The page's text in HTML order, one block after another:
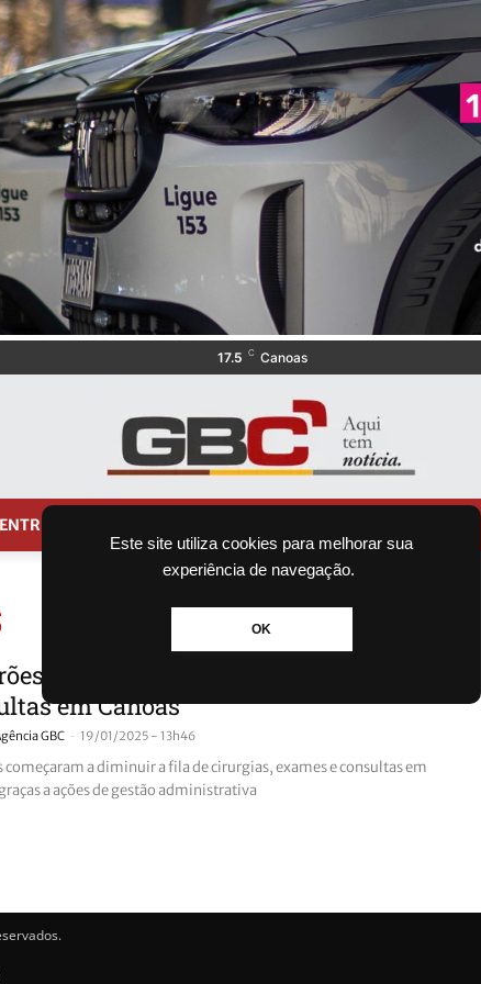
Este site utiliza cookies para melhorar sua
experiência de navegação.
OK
17.5 C Canoas
ENTRETENIMENTO
reduzem fila de cirurgias, exames e
em Canoas
GBC - 19/01/2025 - 13h46
começaram a diminuir a fila de cirurgias, exames e consultas em
a ações de gestão administrativa